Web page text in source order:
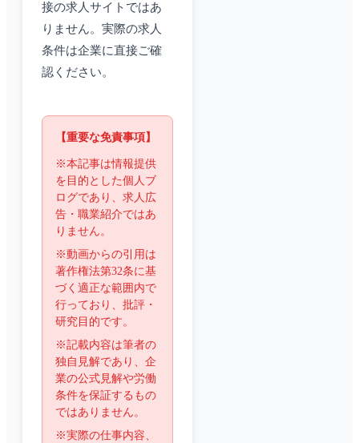
接の求人サイトではあ
りません。実際の求人
条件は企業に直接ご確
認ください。
【重要な免責事項】
※本記事は情報提供
を目的とした個人ブ
ログであり、求人広
告・職業紹介ではあ
りません。
※動画からの引用は
著作権法第32条に基
づく適正な範囲内で
行っており、批評・
研究目的です。
※記載内容は筆者の
独自見解であり、企
業の公式見解や労働
条件を保証するもの
ではありません。
※実際の仕事内容、